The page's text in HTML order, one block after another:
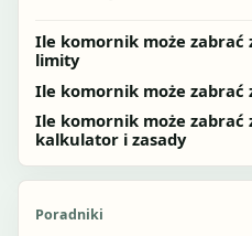
Ile komornik może zabrać
limity
Ile komornik może zabrać
Ile komornik może zabrać
kalkulator i zasady
Poradniki